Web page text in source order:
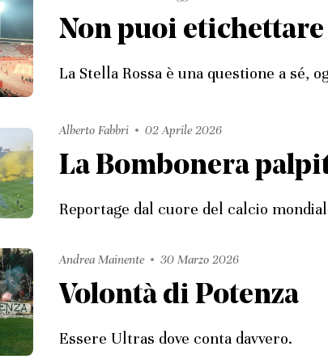
Non puoi
La Stella Rossa è una questione a sé,
Alberto Fabbri 02 Aprile 2026
La Bombonera
Reportage dal cuore del calcio
Andrea Mainente 30 Marzo 2026
Volontà di Potenza
Essere Ultras dove conta davvero.